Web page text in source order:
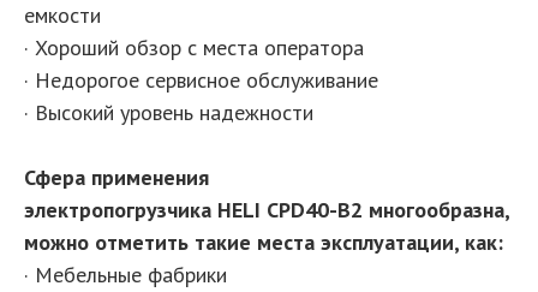
емкости
· Хороший обзор с места оператора
· Недорогое сервисное обслуживание
· Высокий уровень надежности
Сфера применения
электропогрузчика HELI CPD40-B2 многообразна,
можно отметить такие места эксплуатации, как:
· Мебельные фабрики